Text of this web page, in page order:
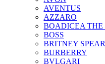
AVENTUS
AZZARO
BOADICEA THE
BOSS
BRITNEY
BURBERRY
BVLGARI